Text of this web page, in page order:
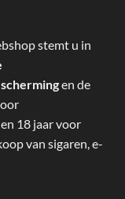
stemt u in
en de
18 jaar voor
van sigaren, e-